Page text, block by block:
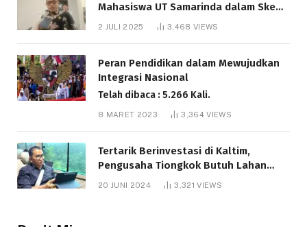
Mahasiswa UT Samarinda dalam Skema
Bantuan Pendidikan Gratispol
2 JULI 2025 3,468 VIEWS
Peran Pendidikan dalam Mewujudkan
Integrasi Nasional
Telah dibaca : 5.266 Kali.
8 MARET 2023 3,364VIEWS
Tertarik Berinvestasi di Kaltim,
Pengusaha Tiongkok Butuh Lahan
1.000 Hektare
20 JUNI 2024 3,321VIEWS